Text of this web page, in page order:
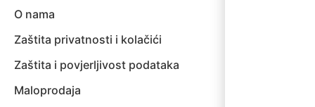
O nama
Zaštita privatnosti i kolačići
Zaštita i povjerljivost podataka
Maloprodaja